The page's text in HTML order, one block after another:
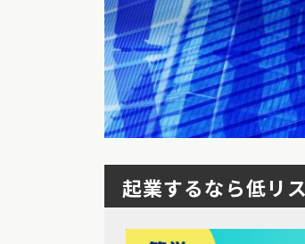
起業するなら低リ